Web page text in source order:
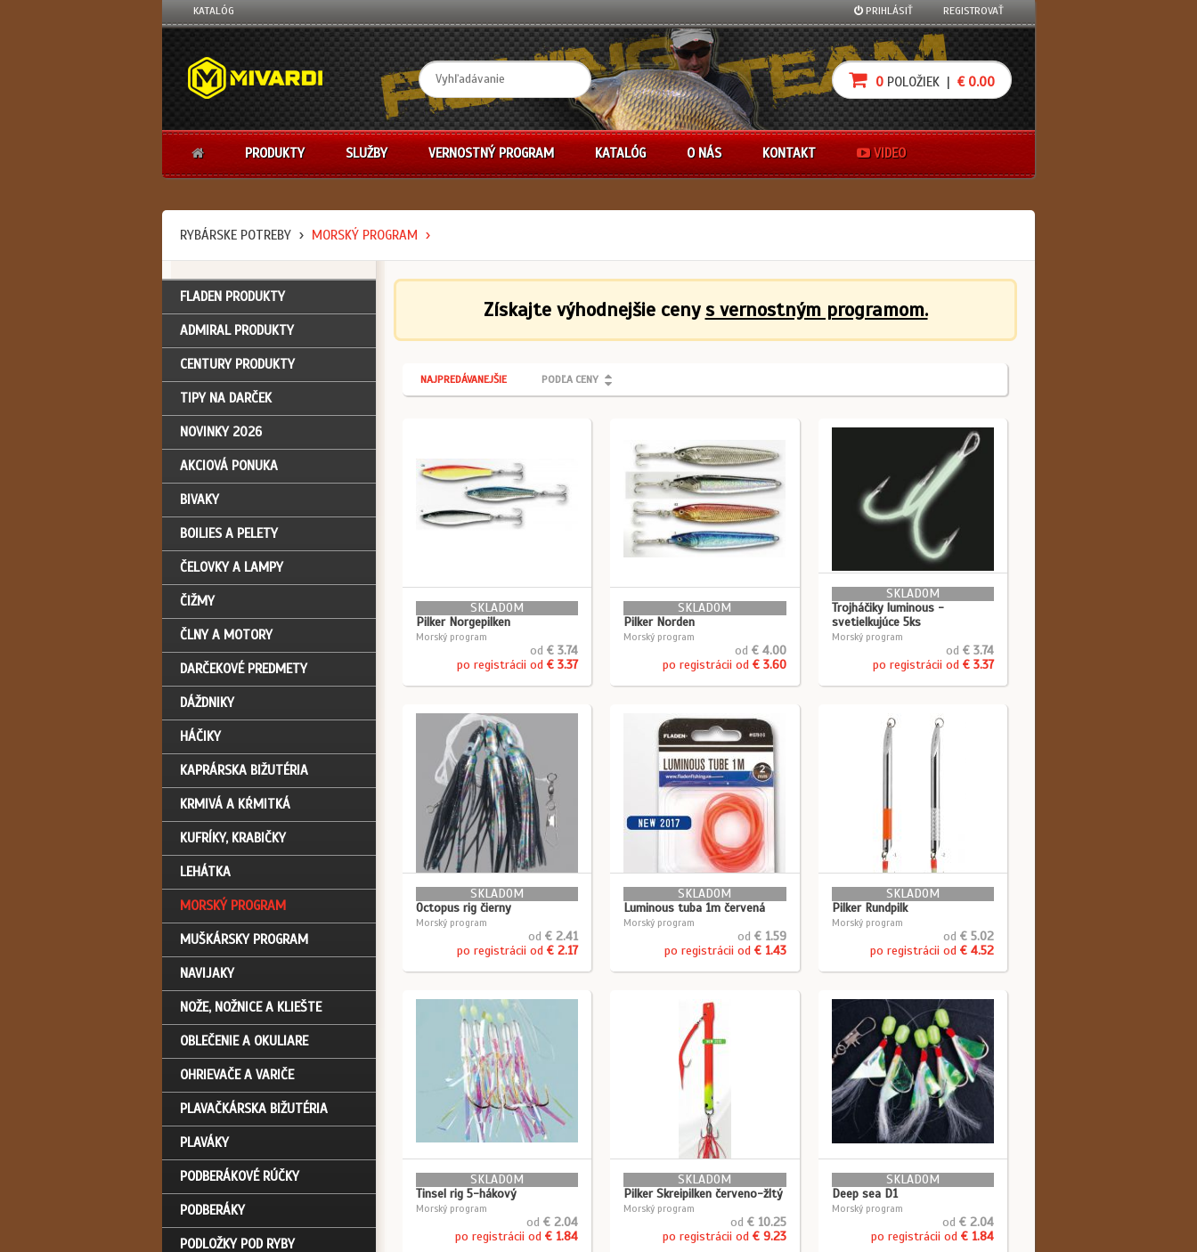
KATALÓG PRIHLÁSIŤ REGISTROVAŤ
0 POLOŽIEK | € 0.00
PRODUKTY SLUŽBY VERNOSTNÝ PROGRAM KATALÓG O NÁS KONTAKT VIDEO
RYBÁRSKE POTREBY MORSKÝ PROGRAM
FLADEN PRODUKTY
ADMIRAL PRODUKTY
CENTURY PRODUKTY
TIPY NA DARČEK
NOVINKY 2026
AKCIOVÁ PONUKA
BIVAKY
BOILIES A PELETY
ČELOVKY A LAMPY
ČIŽMY
ČLNY A MOTORY
DARČEKOVÉ PREDMETY
DÁŽDNIKY
HÁČIKY
KAPRÁRSKA BIŽUTÉRIA
KRMIVÁ A KŔMITKÁ
KUFRÍKY, KRABIČKY
LEHÁTKA
MORSKÝ PROGRAM
MUŠKÁRSKY PROGRAM
NAVIJAKY
NOŽE, NOŽNICE A KLIEŠTE
OBLEČENIE A OKULIARE
OHRIEVAČE A VARIČE
PLAVAČKÁRSKA BIŽUTÉRIA
PLAVÁKY
PODBERÁKOVÉ RÚČKY
PODBERÁKY
PODLOŽKY POD RYBY
Získajte výhodnejšie cenys vernostným programom.
NAJPREDÁVANEJŠIE PODĽA CENY
SKLADOM
Pilker Norgepilken
Morský program
od€ 3.74
po registrácii od€ 3.37
SKLADOM
Pilker Norden
Morský program
od € 4.00
po registrácii od € 3.60
SKLADOM
Trojháčiky luminous -
svetielkujúce 5ks
Morský program
od € 3.74
po registrácii od € 3.37
SKLADOM
Octopus rig čierny
Morský program
od€ 2.41
po registrácii od€ 2.17
SKLADOM
Luminous tuba 1m červená
Morský program
od € 1.59
po registrácii od € 1.43
SKLADOM
Pilker Rundpilk
Morský program
od € 5.02
po registrácii od € 4.52
SKLADOM
Tinsel rig 5-hákový
Morský program
od€ 2.04
po registrácii od€ 1.84
SKLADOM
Pilker Skreipilken červeno-žltý
Morský program
od € 10.25
po registrácii od € 9.23
SKLADOM
Deep sea D1
Morský program
od € 2.04
po registrácii od € 1.84